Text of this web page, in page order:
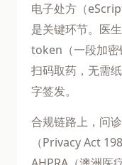
电子处方（
是关键环节。医
token（一段加密
扫码取药，无需
字签发。
合规链路上，问
（Privacy Act